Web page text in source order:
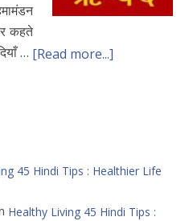
कहते
… [Read more...]
45 Hindi Tips : Healthier Life
Healthy Living 45 Hindi Tips :